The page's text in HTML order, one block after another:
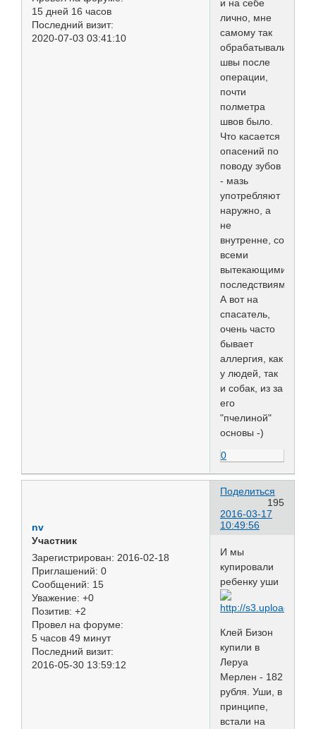
15 дней 16 часов
Последний визит:
2020-07-03 03:41:10
и на себе
лично, мне
самому так
обрабатывали
швы после
операции,
почти
полметра
швов было.
Что касается
опасений по
поводу зубов
- мазь
употребляют
наружно, а
не
внутренне, со
всеми
вытекающими
последствиями.
А вот на
спасатель,
очень часто
бывает
аллергия, как
у людей, так
и собак, из за
его
"пчелиной"
основы -)
0
Поделиться
195
2016-03-17
10:49:56
nv
Участник
Зарегистрирован: 2016-02-18
Приглашений: 0
Сообщений: 15
Уважение: +0
Позитив: +2
Провел на форуме:
5 часов 49 минут
Последний визит:
2016-05-30 13:59:12
И мы
купировали
ребенку уши
Клей Бизон
купили в
Леруа
Мерлен - 182
рубля. Уши, в
принципе,
встали на